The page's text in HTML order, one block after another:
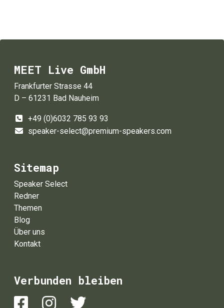
MEET Live GmbH
Frankfurter Strasse 44
D – 61231 Bad Nauheim
+49 (0)6032 785 93 93
speaker-select@premium-speakers.com
Sitemap
Speaker Select
Redner
Themen
Blog
Über uns
Kontakt
Verbunden bleiben